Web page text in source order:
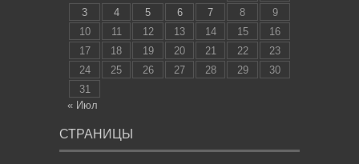
3
4 5 6 7 8
9
10
11 12 13 14 15
16
17
18 19 20 21 22
23
24
25 26 27 28 29
30
31
« Июл
СТРАНИЦЫ